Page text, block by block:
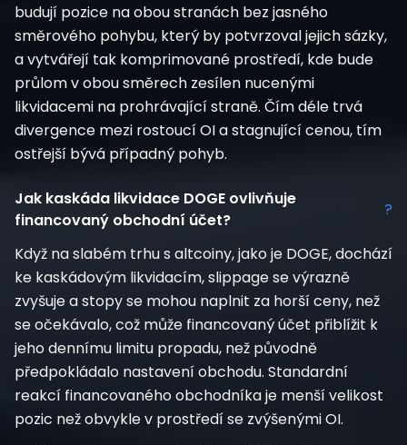
budují pozice na obou stranách bez jasného
směrového pohybu, který by potvrzoval jejich sázky,
a vytvářejí tak komprimované prostředí, kde bude
průlom v obou směrech zesílen nucenými
likvidacemi na prohrávající straně. Čím déle trvá
divergence mezi rostoucí OI a stagnující cenou, tím
ostřejší bývá případný pohyb.
Jak kaskáda likvidace DOGE ovlivňuje
financovaný obchodní účet?
?
Když na slabém trhu s altcoiny, jako je DOGE, dochází
ke kaskádovým likvidacím, slippage se výrazně
zvyšuje a stopy se mohou naplnit za horší ceny, než
se očekávalo, což může financovaný účet přiblížit k
jeho dennímu limitu propadu, než původně
předpokládalo nastavení obchodu. Standardní
reakcí financovaného obchodníka je menší velikost
pozic než obvykle v prostředí se zvýšenými OI.